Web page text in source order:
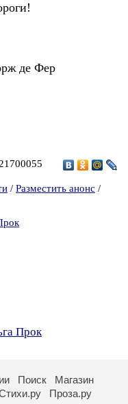
де Фер
/ Разместить анонс /
Прок
Поиск
Магазин
Проза.ру